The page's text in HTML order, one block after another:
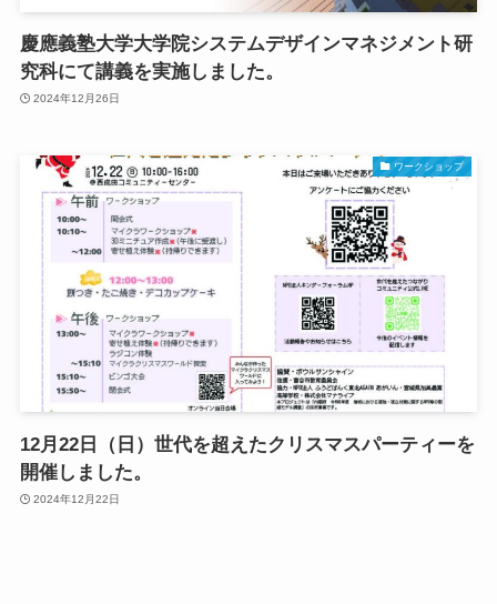
慶應義塾大学大学院システムデザインマネジメント研
究科にて講義を実施しました。
2024年12月26日
ワークショップ
12月22日（日）世代を超えたクリスマスパーティーを
開催しました。
2024年12月22日